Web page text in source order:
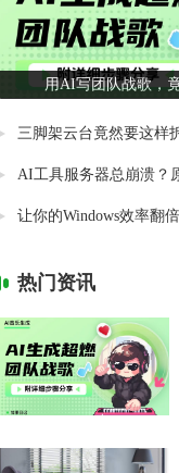
热门资讯